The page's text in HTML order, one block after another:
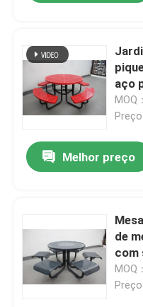
aço
MOQ
Melhor preço
de
com
MOQ